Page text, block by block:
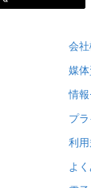
会
媒
情
プ
利
よ